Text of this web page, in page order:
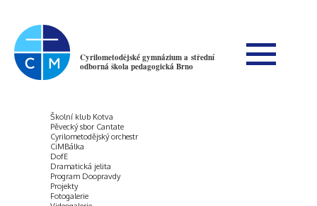
Cyrilometodějské gymnázium a střední
odborná škola pedagogická Brno
Školní klub Kotva
Pěvecký sbor Cantate
Cyrilometodějský orchestr
CiMBálka
DofE
Dramatická jelita
Program Doopravdy
Projekty
Fotogalerie